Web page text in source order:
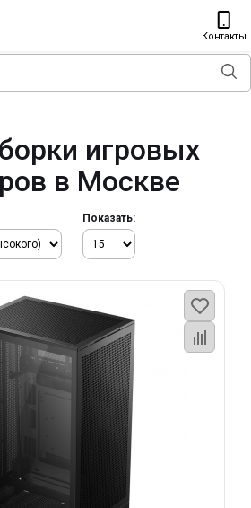
Контакты
игровых
в Москве
Показать: